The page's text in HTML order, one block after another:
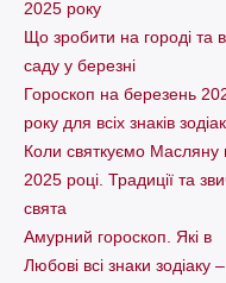
2025 року
Що зробити на городі та в
саду у березні
Гороскоп на березень
року для всіх знаків
Коли святкуємо Масляну
2025 році. Традиції та
свята
Амурний гороскоп. Які в
Любові всі знаки зодіаку